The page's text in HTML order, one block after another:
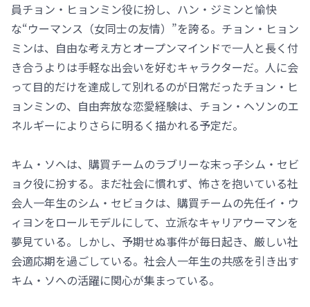
員チョン・ヒョンミン役に扮し、ハン・ジミンと愉快
な“ウーマンス（女同士の友情）”を誇る。チョン・ヒョン
ミンは、自由な考え方とオープンマインドで一人と長く付
き合うよりは手軽な出会いを好むキャラクターだ。人に会
って目的だけを達成して別れるのが日常だったチョン・ヒ
ョンミンの、自由奔放な恋愛経験は、チョン・ヘソンのエ
ネルギーによりさらに明るく描かれる予定だ。
キム・ソヘは、購買チームのラブリーな末っ子シム・セビ
ョク役に扮する。まだ社会に慣れず、怖さを抱いている社
会人一年生のシム・セビョクは、購買チームの先任イ・ウ
ィヨンをロールモデルにして、立派なキャリアウーマンを
夢見ている。しかし、予期せぬ事件が毎日起き、厳しい社
会適応期を過ごしている。社会人一年生の共感を引き出す
キム・ソへの活躍に関心が集まっている。